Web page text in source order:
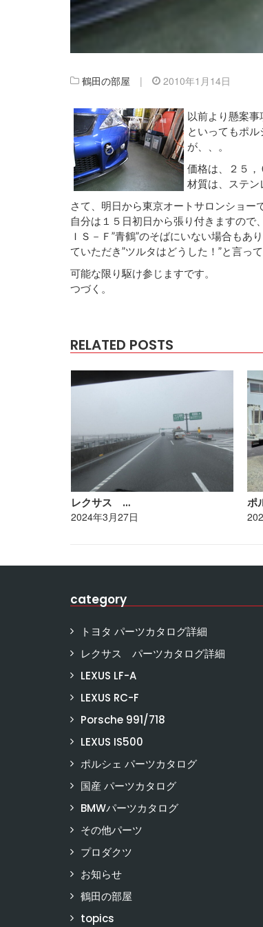
鶴田の部屋 | 2010年1月14日
以前より懸案事
といってもポ
が、、。
価格は、２５，
材質は、ステン
さて、明日から東京オートサロンショー
自分は１５日初日から張り付きますので
ＩＳ－Ｆ”青鶴”のそばにいない場合も
ていただき”ツルタはどうした！”と言って
可能な限り駆け参じますです。
つづく。
RELATED POSTS
レクサス …
2024年3月27日
ポ
category
トヨタ パーツカタログ詳細
レクサス パーツカタログ詳細
LEXUS LF-A
LEXUS RC-F
Porsche 991/718
LEXUS IS500
ポルシェ パーツカタログ
国産 パーツカタログ
BMWパーツカタログ
その他パーツ
プロダクツ
お知らせ
鶴田の部屋
topics